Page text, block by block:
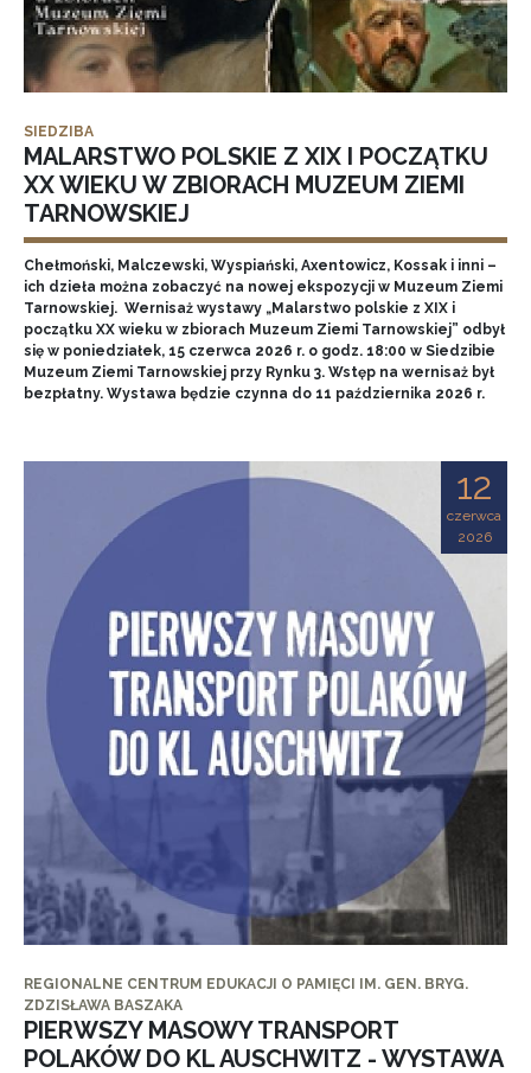
SIEDZIBA
MALARSTWO POLSKIE Z XIX I POCZĄTKU
XX WIEKU W ZBIORACH MUZEUM ZIEMI
TARNOWSKIEJ
Chełmoński, Malczewski, Wyspiański, Axentowicz, Kossak i inni –
ich dzieła można zobaczyć na nowej ekspozycji w Muzeum Ziemi
Tarnowskiej. Wernisaż wystawy „Malarstwo polskie z XIX i
początku XX wieku w zbiorach Muzeum Ziemi Tarnowskiej” odbył
się w poniedziałek, 15 czerwca 2026 r. o godz. 18:00 w Siedzibie
Muzeum Ziemi Tarnowskiej przy Rynku 3. Wstęp na wernisaż był
bezpłatny. Wystawa będzie czynna do 11 października 2026 r.
12
czerwca
2026
REGIONALNE CENTRUM EDUKACJI O PAMIĘCI IM. GEN. BRYG.
ZDZISŁAWA BASZAKA
PIERWSZY MASOWY TRANSPORT
POLAKÓW DO KL AUSCHWITZ - WYSTAWA